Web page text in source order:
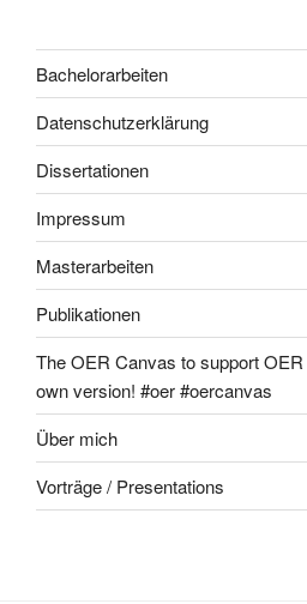
Bachelorarbeiten
Datenschutzerklärung
Dissertationen
Impressum
Masterarbeiten
Publikationen
The OER Canvas to support
own version! #oer #oercanvas
Über mich
Vorträge / Presentations